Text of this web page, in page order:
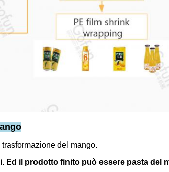
del mango.
Ed il prodotto finito può essere pasta del